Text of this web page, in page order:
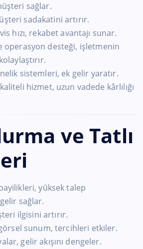
sağlar.
sadakatini artırır.
hızı, rekabet avantajı sunar.
operasyon desteği, işletmenin
sistemleri, ek gelir yaratır.
hizmet, uzun vadede kârlılığı
ve Tatlı
yüksek talep
sağlar.
ilgisini artırır.
sunum, tercihleri etkiler.
gelir akışını dengeler.